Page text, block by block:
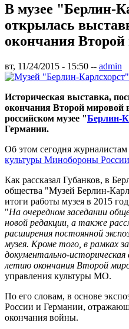
В музее "Берлин-
открылась
окончания
вт, 11/24/2015 - 15:50 -- admin
Историческая выставка,
окончания Второй мировой
российском музее "Берлин-
Германии.
Об этом сегодня
культуры Минобороны России
Как рассказал Губанков, в
общества "Музей Берлин-
итоги работы музея в 2015
"На очередном заседании
новой редакции, а также
расширения постоянной
музея. Кроме того, в рамках
документально-
летию окончания Второй
управления культуры МО.
По его словам, в основе
России и Германии,
окончания войны.